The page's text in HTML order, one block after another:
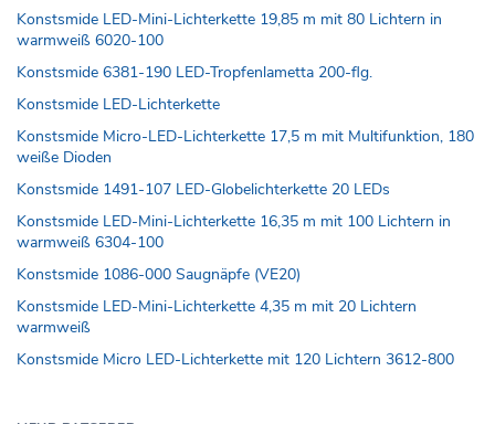
Konstsmide LED-Mini-Lichterkette 19,85 m mit 80 Lichtern in
warmweiß 6020-100
Konstsmide 6381-190 LED-Tropfenlametta 200-flg.
Konstsmide LED-Lichterkette
Konstsmide Micro-LED-Lichterkette 17,5 m mit Multifunktion, 180
weiße Dioden
Konstsmide 1491-107 LED-Globelichterkette 20 LEDs
Konstsmide LED-Mini-Lichterkette 16,35 m mit 100 Lichtern in
warmweiß 6304-100
Konstsmide 1086-000 Saugnäpfe (VE20)
Konstsmide LED-Mini-Lichterkette 4,35 m mit 20 Lichtern
warmweiß
Konstsmide Micro LED-Lichterkette mit 120 Lichtern 3612-800